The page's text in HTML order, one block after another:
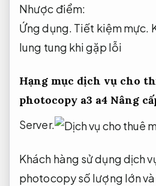
Nhược điểm:
Ứng dụng. Tiết kiệm mực.
lung tung khi gặp lỗi
Hạng mục dịch vụ cho
photocopy a3 a4 Nâng
Server.
Khách hàng sử dụng dịch
photocopy số lượng lớn